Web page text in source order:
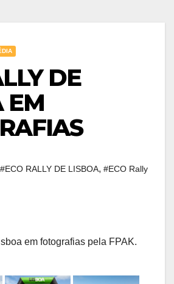
DE
EM
#ECO RALLY DE LISBOA, #ECO Rally
em fotografias pela FPAK.